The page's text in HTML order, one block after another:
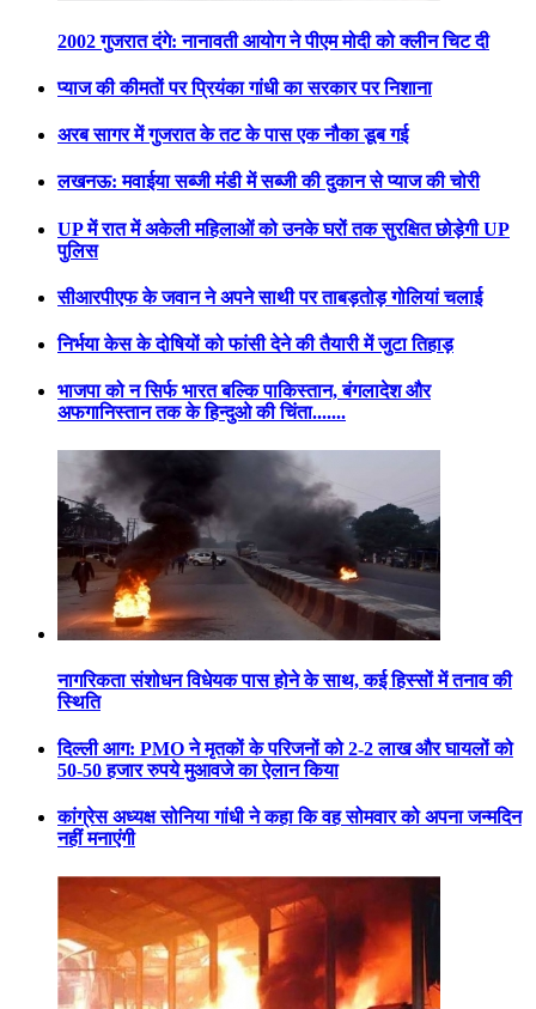
2002 गुजरात दंगे: नानावती आयोग ने पीएम मोदी को क्लीन चिट दी
प्याज की कीमतों पर प्रियंका गांधी का सरकार पर निशाना
अरब सागर में गुजरात के तट के पास एक नौका डूब गई
लखनऊ: मवाईया सब्जी मंडी में सब्जी की दुकान से प्याज की चोरी
UP में रात में अकेली महिलाओं को उनके घरों तक सुरक्षित छोड़ेगी UP
पुलिस
सीआरपीएफ के जवान ने अपने साथी पर ताबड़तोड़ गोलियां चलाई
निर्भया केस के दोषियों को फांसी देने की तैयारी में जुटा तिहाड़
भाजपा को न सिर्फ भारत बल्कि पाकिस्तान, बंगलादेश और
अफगानिस्तान तक के हिन्दुओ की चिंता.......
नागरिकता संशोधन विधेयक पास होने के साथ, कई हिस्सों में तनाव की
स्थिति
दिल्ली आग: PMO ने मृतकों के परिजनों को 2-2 लाख और घायलों को
50-50 हजार रुपये मुआवजे का ऐलान किया
कांग्रेस अध्यक्ष सोनिया गांधी ने कहा कि वह सोमवार को अपना जन्मदिन
नहीं मनाएंगी